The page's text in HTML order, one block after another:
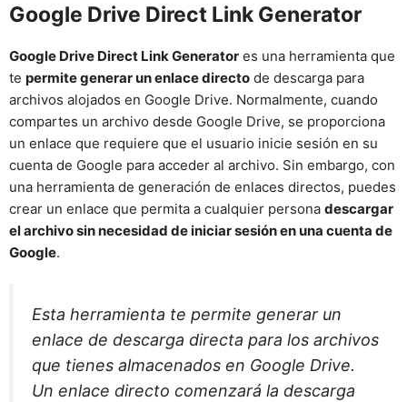
Google Drive Direct Link Generator
Google Drive Direct Link Generator es una herramienta que
te permite generar un enlace directo de descarga para
archivos alojados en Google Drive. Normalmente, cuando
compartes un archivo desde Google Drive, se proporciona
un enlace que requiere que el usuario inicie sesión en su
cuenta de Google para acceder al archivo. Sin embargo, con
una herramienta de generación de enlaces directos, puedes
crear un enlace que permita a cualquier persona descargar
el archivo sin necesidad de iniciar sesión en una cuenta de
Google.
Esta herramienta te permite generar un
enlace de descarga directa para los archivos
que tienes almacenados en Google Drive.
Un enlace directo comenzará la descarga